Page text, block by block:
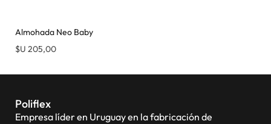
Almohada Neo Baby
$U 205,00
Poliflex
Empresa líder en Uruguay en la fabricación de